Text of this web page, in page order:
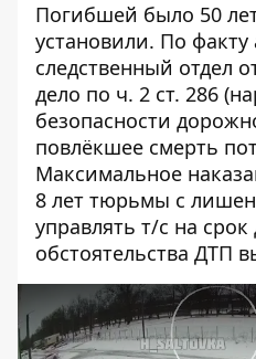
Погибшей было 50
установили. По факту
следственный отдел
дело по ч. 2 ст. 286
безопасности
повлёкшее смерть
Максимальное
8 лет тюрьмы с
управлять т/с на срок
обстоятельства ДТП